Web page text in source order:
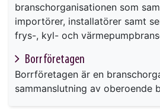
branschorganisationen som
importörer, installatörer samt
frys-, kyl- och
Borrföretagen
Borrföretagen är en
sammanslutning av oberoende